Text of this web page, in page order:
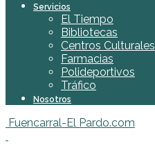
Servicios
El Tiempo
Bibliotecas
Centros Culturales
Farmacias
Polideportivos
Tráfico
Nosotros
Fuencarral-El Pardo.com